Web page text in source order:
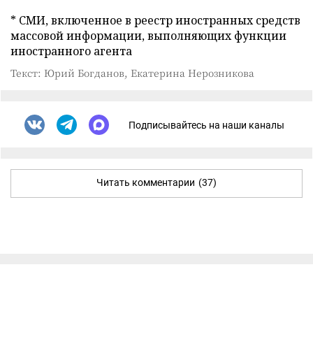
* СМИ, включенное в реестр иностранных средств
массовой информации, выполняющих функции
иностранного агента
Текст: Юрий Богданов, Екатерина Нерозникова
Подписывайтесь на наши каналы
Читать комментарии (37)